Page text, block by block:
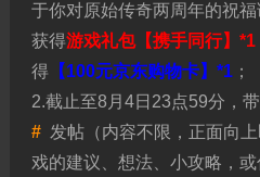
于你对原始传奇两周年的祝
获得游戏礼包【携手同行】*1
得 【100元京东购物卡】*1；
2.截止至8月4日23点59分，
# 发帖（内容不限，正面向
戏的建议、想法、小攻略，